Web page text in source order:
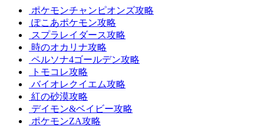
ポケモンチャンピオンズ攻略
ぽこあポケモン攻略
スプラレイダース攻略
時のオカリナ攻略
ペルソナ4ゴールデン攻略
トモコレ攻略
バイオレクイエム攻略
紅の砂漠攻略
デイモン&ベイビー攻略
ポケモンZA攻略